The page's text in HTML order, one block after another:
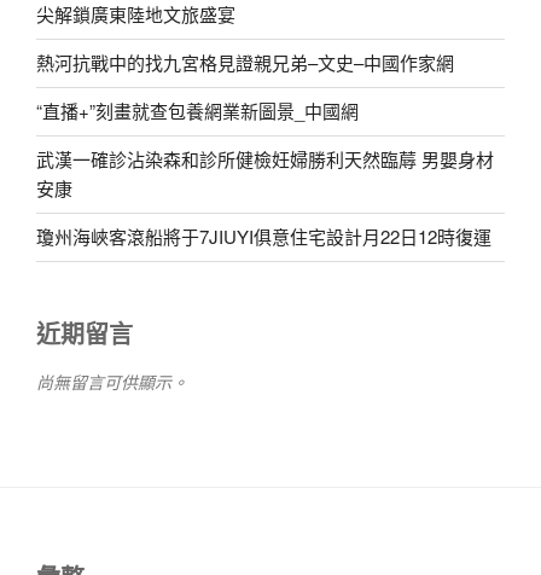
尖解鎖廣東陸地文旅盛宴
熱河抗戰中的找九宮格見證親兄弟–文史–中國作家網
“直播+”刻畫就查包養網業新圖景_中國網
武漢一確診沾染森和診所健檢妊婦勝利天然臨蓐 男嬰身材
安康
瓊州海峽客滾船將于7JIUYI俱意住宅設計月22日12時復運
近期留言
尚無留言可供顯示。